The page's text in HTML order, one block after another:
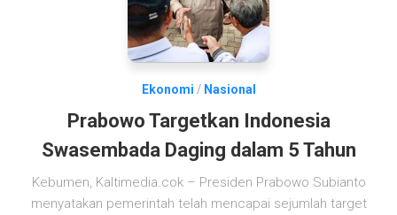
Ekonomi / Nasional
Prabowo Targetkan Indonesia
Swasembada Daging dalam 5 Tahun
Kebumen, Kaltimedia.cok – Presiden Prabowo Subianto
menyatakan pemerintah telah mencapai sejumlah target